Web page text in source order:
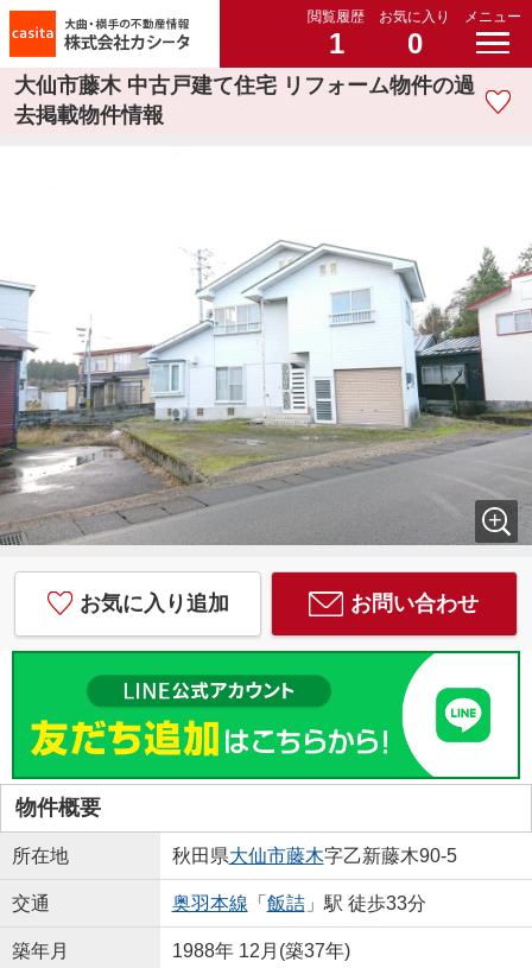
閲覧履歴
1
お気に入り
0
メニュー
大仙市藤木 中古戸建て住宅 リフォーム物件の過
去掲載物件情報
お気に入り追加 お問い合わせ
物件概要
所在地 秋田県大仙市藤木字乙新藤木90-5
交通 奥羽本線 「 飯詰」駅 徒歩33分
築年月 1988年 12月(築37年)